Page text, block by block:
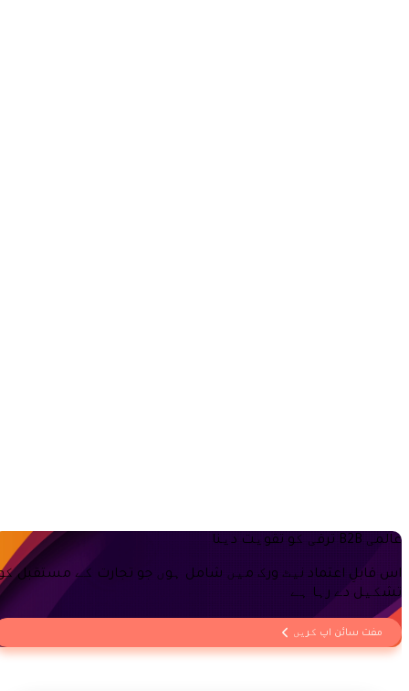
یہ مفت ہے؟
عالمی B2B ترقی کو تقویت دینا
اس قابلِ اعتماد نیٹ ورک میں شامل ہوں جو تجارت کے مستقبل کو
تشکیل دے رہا ہے
مفت سائن اپ کریں